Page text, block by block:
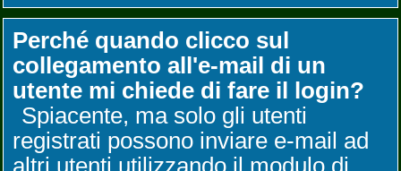
Perché quando clicco sul
collegamento all'e-mail di un
utente mi chiede di fare il login?
Spiacente, ma solo gli utenti
registrati possono inviare e-mail ad
altri utenti utilizzando il modulo di